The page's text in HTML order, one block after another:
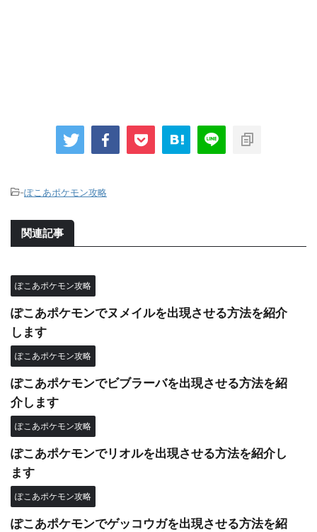
-ぽこあポケモン攻略
関連記事
ぽこあポケモン攻略
ぽこあポケモンでヌメイルを出現させる方法を紹介
します
ぽこあポケモン攻略
ぽこあポケモンでビブラーバを出現させる方法を紹
介します
ぽこあポケモン攻略
ぽこあポケモンでリオルを出現させる方法を紹介し
ます
ぽこあポケモン攻略
ぽこあポケモンでゲッコウガを出現させる方法を紹